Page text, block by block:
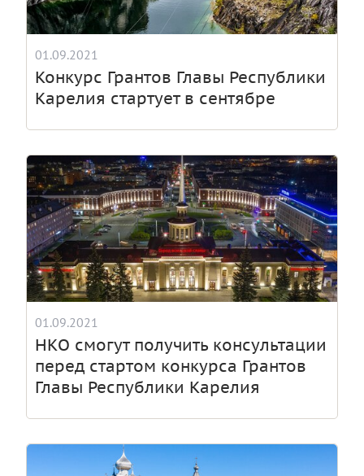
01.09.2021
Конкурс Грантов Главы Республики
Карелия стартует в сентябре
01.09.2021
НКО смогут получить консультации
перед стартом конкурса Грантов
Главы Республики Карелия